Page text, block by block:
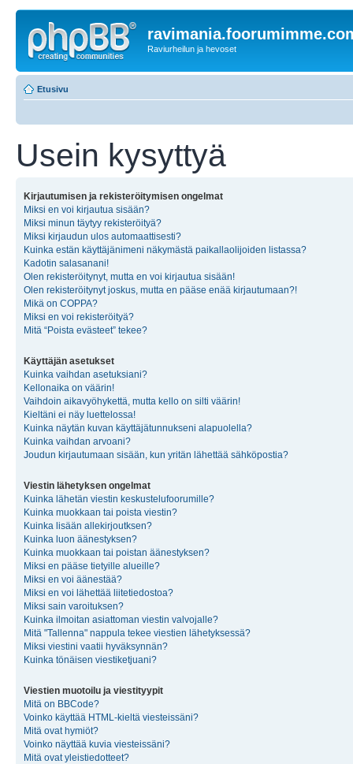
Raviurheilun ja hevoset
Etusivu
Usein kysyttyä
Kirjautumisen ja rekisteröitymisen ongelmat
Miksi en voi kirjautua sisään?
Miksi minun täytyy rekisteröityä?
Miksi kirjaudun ulos automaattisesti?
Kuinka estän käyttäjänimeni näkymästä paikallaolijoiden listassa?
Kadotin salasanani!
Olen rekisteröitynyt, mutta en voi kirjautua sisään!
Olen rekisteröitynyt joskus, mutta en pääse enää kirjautumaan?!
Mikä on COPPA?
Miksi en voi rekisteröityä?
Mitä “Poista evästeet” tekee?
Käyttäjän asetukset
Kuinka vaihdan asetuksiani?
Kellonaika on väärin!
Vaihdoin aikavyöhykettä, mutta kello on silti väärin!
Kieltäni ei näy luettelossa!
Kuinka näytän kuvan käyttäjätunnukseni alapuolella?
Kuinka vaihdan arvoani?
Joudun kirjautumaan sisään, kun yritän lähettää sähköpostia?
Viestin lähetyksen ongelmat
Kuinka lähetän viestin keskustelufoorumille?
Kuinka muokkaan tai poista viestin?
Kuinka lisään allekirjoutksen?
Kuinka luon äänestyksen?
Kuinka muokkaan tai poistan äänestyksen?
Miksi en pääse tietyille alueille?
Miksi en voi äänestää?
Miksi en voi lähettää liitetiedostoa?
Miksi sain varoituksen?
Kuinka ilmoitan asiattoman viestin valvojalle?
Mitä "Tallenna" nappula tekee viestien lähetyksessä?
Miksi viestini vaatii hyväksynnän?
Kuinka tönäisen viestiketjuani?
Viestien muotoilu ja viestityypit
Mitä on BBCode?
Voinko käyttää HTML-kieltä viesteissäni?
Mitä ovat hymiöt?
Voinko näyttää kuvia viesteissäni?
Mitä ovat yleistiedotteet?